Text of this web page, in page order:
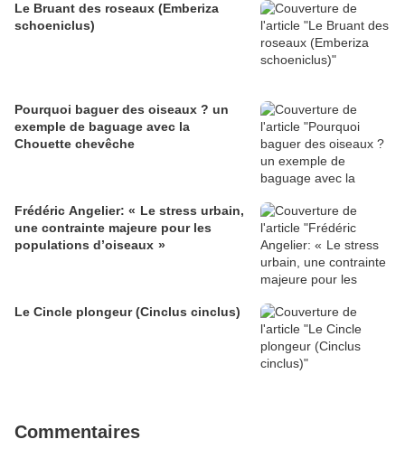
Le Bruant des roseaux (Emberiza
schoeniclus)
Pourquoi baguer des oiseaux ? un
exemple de baguage avec la
Chouette chevêche
Frédéric Angelier: « Le stress urbain,
une contrainte majeure pour les
populations d’oiseaux »
Le Cincle plongeur (Cinclus cinclus)
Commentaires